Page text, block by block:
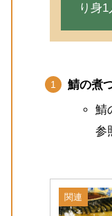
り身
鯖の煮
鯖
参
関連